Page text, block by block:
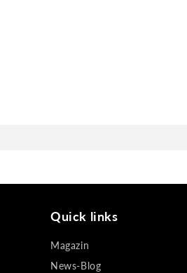
Quick links
Magazin
News-Blog